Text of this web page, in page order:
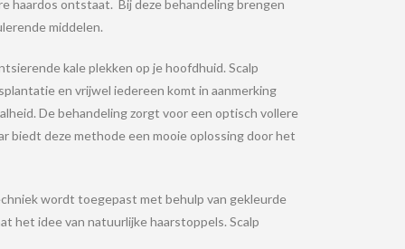
haardos ontstaat.Bij deze behandeling brengen
middelen.
kale plekken op je hoofdhuid. Scalp
en vrijwel iedereen komt in aanmerking
De behandeling zorgt voor een optisch vollere
biedt deze methode een mooie oplossing door het
wordt toegepast met behulp van gekleurde
het idee van natuurlijke haarstoppels. Scalp